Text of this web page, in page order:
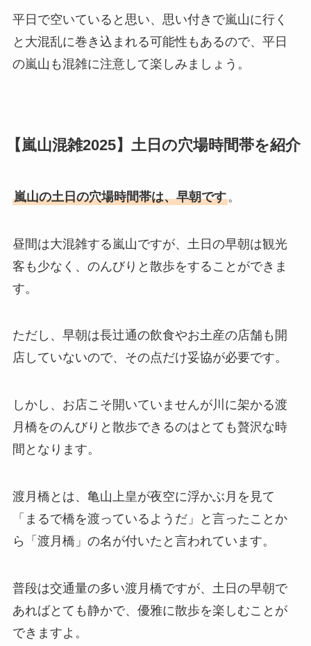
平日で空いていると思い、思い付きで嵐山に行く
と大混乱に巻き込まれる可能性もあるので、平日
の嵐山も混雑に注意して楽しみましょう。
【嵐山混雑2025】土日の穴場時間帯を紹介
嵐山の土日の穴場時間帯は、早朝です。
昼間は大混雑する嵐山ですが、土日の早朝は観光
客も少なく、のんびりと散歩をすることができま
す。
ただし、早朝は長辻通の飲食やお土産の店舗も開
店していないので、その点だけ妥協が必要です。
しかし、お店こそ開いていませんが川に架かる渡
月橋をのんびりと散歩できるのはとても贅沢な時
間となります。
渡月橋とは、亀山上皇が夜空に浮かぶ月を見て
「まるで橋を渡っているようだ」と言ったことか
ら「渡月橋」の名が付いたと言われています。
普段は交通量の多い渡月橋ですが、土日の早朝で
あればとても静かで、優雅に散歩を楽しむことが
できますよ。